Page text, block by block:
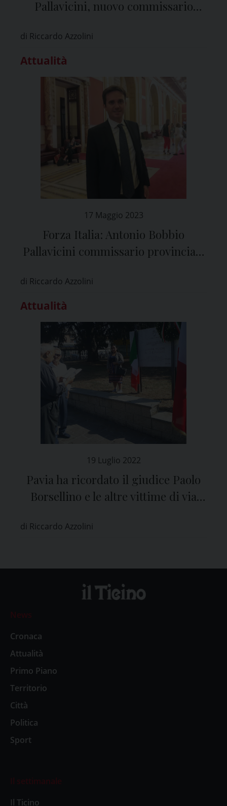
Pallavicini, nuovo commissario
di Riccardo Azzolini
Attualità
17 Maggio 2023
Forza Italia: Antonio Bobbio
Pallavicini commissario provinciale
di Riccardo Azzolini
Attualità
19 Luglio 2022
Pavia ha ricordato il giudice Paolo
Borsellino e le altre vittime di via
di Riccardo Azzolini
News
Cronaca
Attualità
Primo Piano
Territorio
Città
Politica
Sport
Il settimanale
Il Ticino